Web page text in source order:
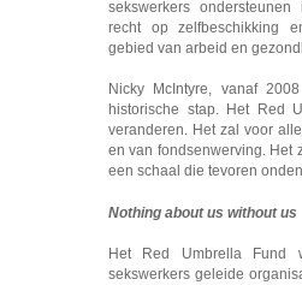
sekswerkers
recht op zelfbeschikking
gebied van arbeid en
Nicky McIntyre, vanaf
historische stap. Het Red
veranderen. Het zal voor
en van fondsenwerving. Het
een schaal die tevoren
Nothing about us without us
Het Red Umbrella Fund
sekswerkers geleide